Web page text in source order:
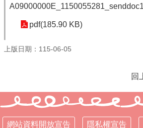
區
E
化
相
關
頁
pdf(185.90 KB)
上版日期：115-06-05
回
網站資料開放宣告 隱私權宣告